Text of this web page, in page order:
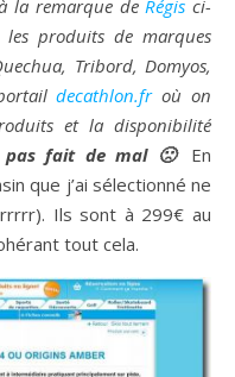
la remarque de Régis ci-
les produits de marques
Tribord, Domyos,
decathlon.froù on
et la disponibilité
pas fait de mal 🙁 En
que j’ai sélectionné ne
Ils sont à 299€ au
tout cela.